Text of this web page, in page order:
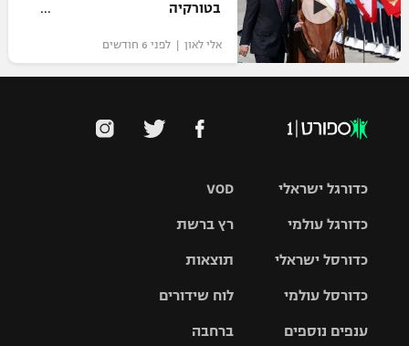
בטורקיה
אלי לאון | לפני 6 חודשים
VOD
רץ ברשת
תוצאות
לוח שידורים
ברחבה
כדורגל ישראלי
גביע הטוטו
כדורגל עולמי
האלופות
ליגה
כדורסל ישראלי
סל
כדורסל עולמי
ענפים נוספים